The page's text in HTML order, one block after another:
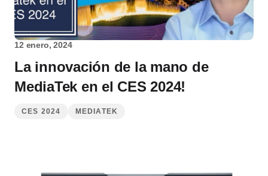
12 enero, 2024
La innovación de la mano de
MediaTek en el CES 2024!
CES 2024 MEDIATEK